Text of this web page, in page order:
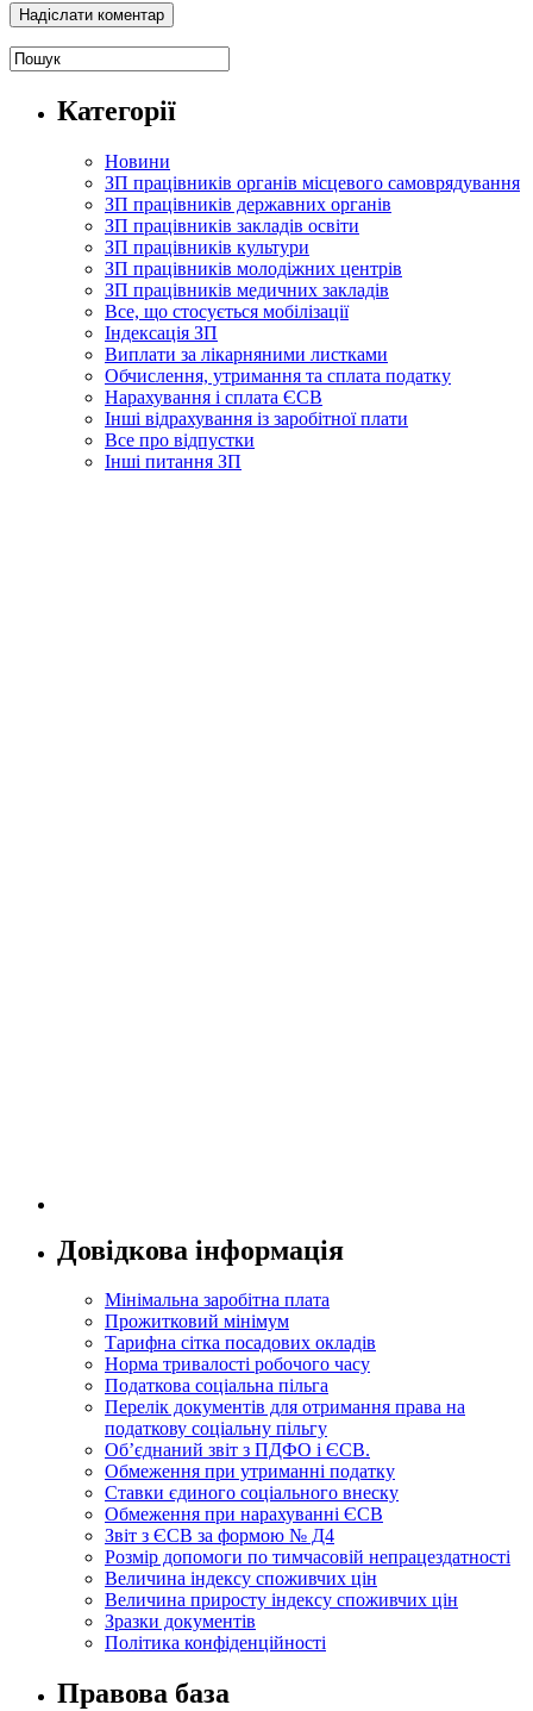
Категорії
Новини
ЗП працівників органів місцевого самоврядування
ЗП працівників державних органів
ЗП працівників закладів освіти
ЗП працівників культури
ЗП працівників молодіжних центрів
ЗП працівників медичних закладів
Все, що стосується мобілізації
Індексація ЗП
Виплати за лікарняними листками
Обчислення, утримання та сплата податку
Нарахування і сплата ЄСВ
Інші відрахування із заробітної плати
Все про відпустки
Інші питання ЗП
Довідкова інформація
Мінімальна заробітна плата
Прожитковий мінімум
Тарифна сітка посадових окладів
Норма тривалості робочого часу
Податкова соціальна пільга
Перелік документів для отримання права на
податкову соціальну пільгу
Об’єднаний звіт з ПДФО і ЄСВ.
Обмеження при утриманні податку
Ставки єдиного соціального внеску
Обмеження при нарахуванні ЄСВ
Звіт з ЄСВ за формою № Д4
Розмір допомоги по тимчасовій непрацездатності
Величина індексу споживчих цін
Величина приросту індексу споживчих цін
Зразки документів
Політика конфіденційності
Правова база